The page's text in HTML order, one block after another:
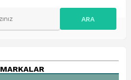
ARA
MARKALAR